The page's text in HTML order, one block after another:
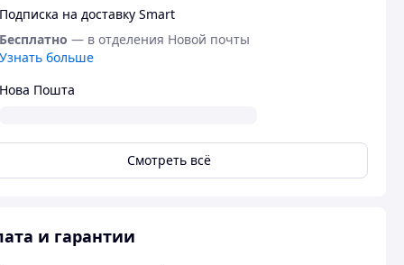
Подписка на доставку Smart
Бесплатно — в отделения Новой почты
Узнать больше
Нова Пошта
Смотреть всё
и гарантии